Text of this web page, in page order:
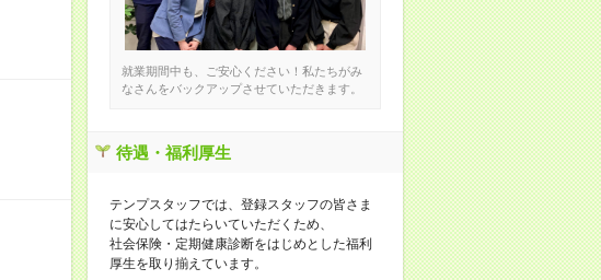
就業期間中も、ご安心ください！私たちがみ
なさんをバックアップさせていただきます。
待遇・福利厚生
テンプスタッフでは、登録スタッフの皆さま
に安心してはたらいていただくため、
社会保険・定期健康診断をはじめとした福利
厚生を取り揃えています。